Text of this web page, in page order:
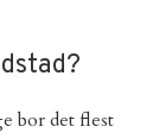
bor det flest